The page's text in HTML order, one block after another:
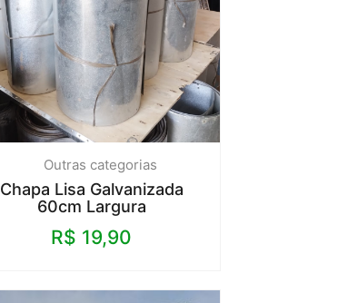
Outras categorias
Chapa Lisa Galvanizada
60cm Largura
R$ 19,90